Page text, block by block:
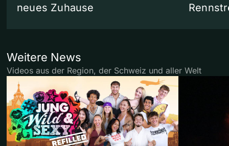
neues Zuhause
Weitere News
Videos aus der Region, der Schweiz und aller Welt